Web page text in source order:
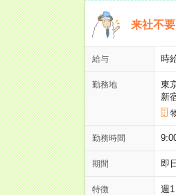
来社不
給与 時
勤務地
東
新
勤務時間
期間 即
特徴 週